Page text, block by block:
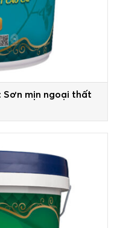
: Sơn mịn ngoại thất